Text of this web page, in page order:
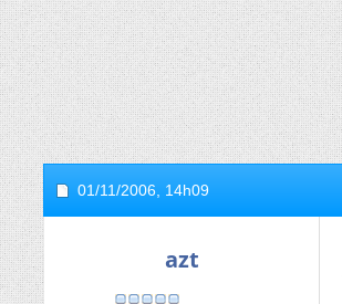
01/11/2006, 14h09
azt